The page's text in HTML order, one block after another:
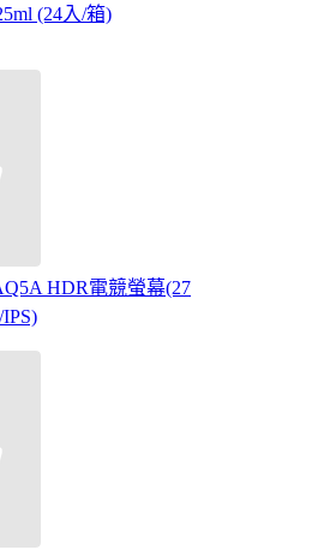
(24入/箱)
HDR電競螢幕(27